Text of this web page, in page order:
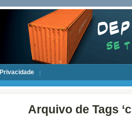
Privacidade
Arquivo de Tags